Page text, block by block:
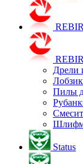
REBIR
REBIR
Дрели
Пилы
Status